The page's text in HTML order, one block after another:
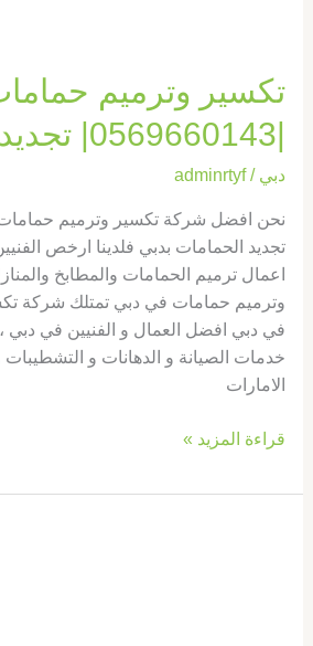
تكسير وترميم
|0569660143| تجديد حمامات
دبي /
adminrtyf
نحن افضل شركة تكسير وترميم
تجديد الحمامات بدبي فلدينا ارخص
اعمال ترميم الحمامات والمطابخ
وترميم حمامات في دبي تمتلك شركة
في دبي افضل العمال و الفنيين في دبي
خدمات الصيانة و الدهانات و
الامارات
قراءة المزيد »